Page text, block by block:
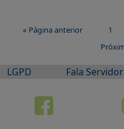
« Página anterior 1
LGPD Fala Servidor